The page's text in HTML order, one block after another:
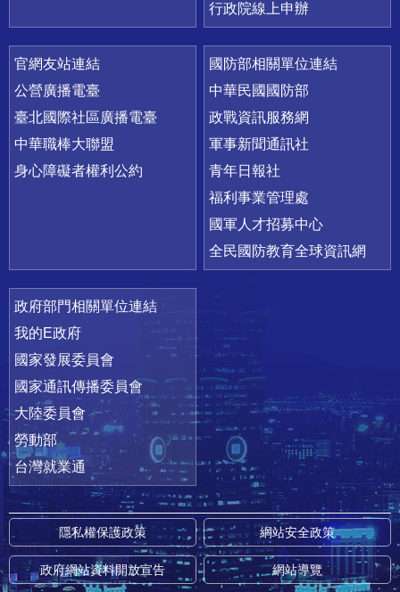
行政院線上申辦
官網友站連結
公營廣播電臺
臺北國際社區廣播電臺
中華職棒大聯盟
身心障礙者權利公約
國防部相關單位連結
中華民國國防部
政戰資訊服務網
軍事新聞通訊社
青年日報社
福利事業管理處
國軍人才招募中心
全民國防教育全球資訊網
政府部門相關單位連結
我的E政府
國家發展委員會
國家通訊傳播委員會
大陸委員會
勞動部
台灣就業通
隱私權保護政策 網站安全政策
政府網站資料開放宣告 網站導覽